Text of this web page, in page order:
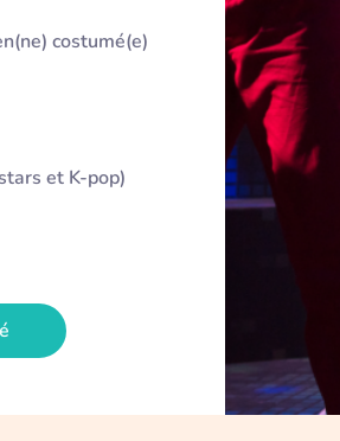
costumé(e)
et K-pop)